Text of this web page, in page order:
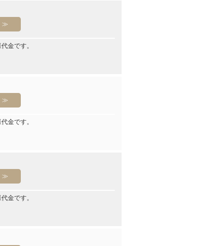
金です。
金です。
金です。